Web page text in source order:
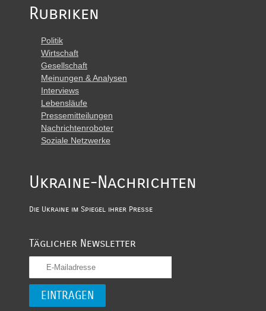
Rubriken
Politik
Wirtschaft
Gesellschaft
Meinungen & Analysen
Interviews
Lebensläufe
Pressemitteilungen
Nachrichtenroboter
Soziale Netzwerke
Ukraine-Nachrichten
Die Ukraine im Spiegel ihrer Presse
Täglicher Newsletter